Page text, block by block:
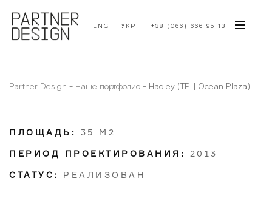
+38 (066) 666 95 13
ENG УКР
Partner Design - Наше портфолио - Hadley (ТРЦ Ocean Plaza)
ПЛОЩАДЬ: 35 М2
ПЕРИОД ПРОЕКТИРОВАНИЯ: 2013
СТАТУС: РЕАЛИЗОВАН